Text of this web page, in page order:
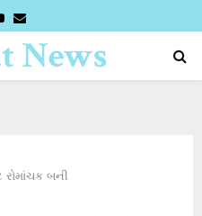
YOUTUBE
EMAIL
News
રોમાંચક બની